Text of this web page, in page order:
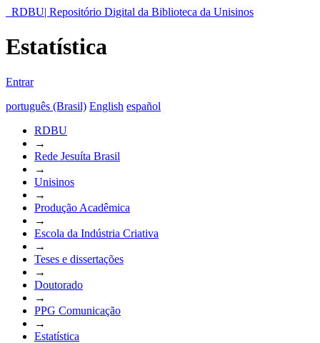
RDBU| Repositório Digital da Biblioteca da Unisinos
Estatística
Entrar
português (Brasil) English español
RDBU
→
Rede Jesuíta Brasil
→
Unisinos
→
Produção Acadêmica
→
Escola da Indústria Criativa
→
Teses e dissertações
→
Doutorado
→
PPG Comunicação
→
Estatística